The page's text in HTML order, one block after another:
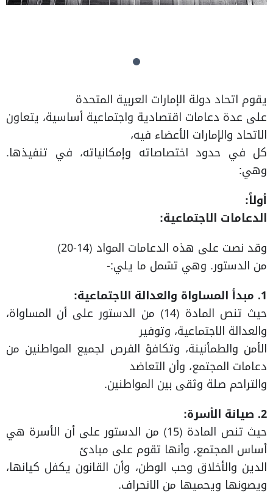
يقوم اتحاد دولة الإمارات العربية المتحدة
على عدة دعامات اقتصادية واجتماعية أساسية، يتعاون
الاتحاد والإمارات الأعضاء فيه،
كل في حدود اختصاصاته وإمكانياته، في تنفيذها.
وهي:
أولاً:
الدعامات الاجتماعية:
وقد نصت على هذه الدعامات المواد (14-20)
من الدستور. وهي تشمل ما يلي:-
1. مبدأ المساواة والعدالة الاجتماعية:
حيث تنص المادة (14) من الدستور على أن المساواة،
والعدالة الاجتماعية، وتوفير
الأمن والطمأنينة، وتكافؤ الفرص لجميع المواطنين من
دعامات المجتمع، وأن التعاضد
والتراحم صلة وثقى بين المواطنين.
2. صيانة الأسرة:
حيث تنص المادة (15) من الدستور على أن الأسرة هي
أساس المجتمع، وأنها تقوم على مبادئ
الدين والأخلاق وحب الوطن، وأن القانون يكفل كيانها،
ويصونها ويحميها من الانحراف.